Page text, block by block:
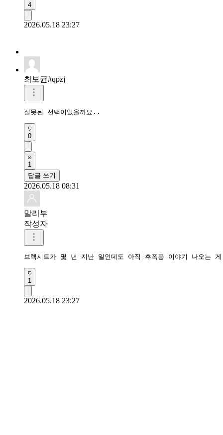
4
2026.05.18 23:27
최보균#qpzj
잘못된 선택이었을까요..
0
1
답글 쓰기
2026.05.18 08:31
말리부
작성자
브렉시트가 몇 년 지난 일인데도 아직 후폭풍 이야기 나오는
1
2026.05.18 23:27